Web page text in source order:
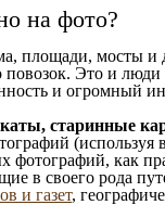
на фото?
площади, мосты
повозок. Это и
и огромный
старинные
фотографий, как
в своего рода
и газет,